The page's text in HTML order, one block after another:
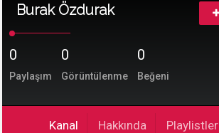
Burak Özdurak
0
Paylaşım
0
Görüntülenme
0
Beğeni
Kanal Hakkında Playlistler